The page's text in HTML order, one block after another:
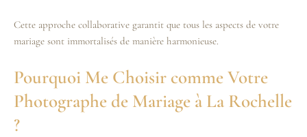
Cette approche collaborative garantit que tous les aspects de votre
mariage sont immortalisés de manière harmonieuse.
Pourquoi Me Choisir comme Votre
Photographe de Mariage à La Rochelle
?